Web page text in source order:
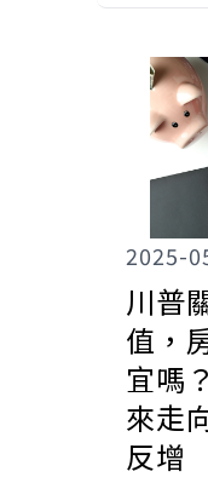
2025-
川普
值，
宜嗎
來走
反增